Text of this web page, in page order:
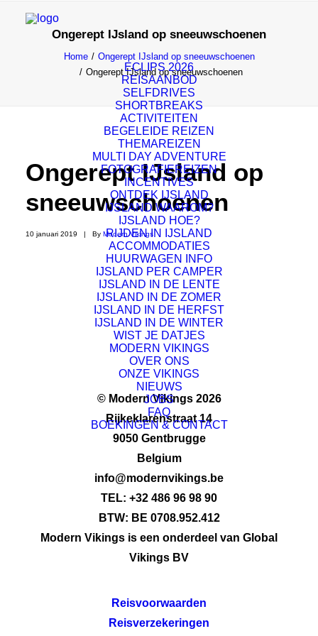
ECLIPS 2026
REISAANBOD
SELFDRIVES
SHORTBREAKS
ACTIVITEITEN
BEGELEIDE REIZEN
THEMAREIZEN
MULTI DAY ADVENTURE
FOTOGRAFIEREIZEN
INCENTIVES
ONTDEK IJSLAND
IJSLAND WAAROM?
IJSLAND HOE?
RIJDEN IN IJSLAND
ACCOMMODATIES
HUURWAGEN INFO
IJSLAND PER CAMPER
IJSLAND IN DE LENTE
IJSLAND IN DE ZOMER
IJSLAND IN DE HERFST
IJSLAND IN DE WINTER
WIST JE DATJES
MODERN VIKINGS
OVER ONS
ONZE VIKINGS
NIEUWS
JOBS
FAQ
BOEKINGEN & CONTACT
Ongerept IJsland op sneeuwschoenen
Home
Ongerept IJsland op sneeuwschoenen
Ongerept IJsland op sneeuwschoenen
Ongerept IJsland op
sneeuwschoenen
10 januari 2019 | By Modern Vikings
02/03/20 – 08/03/20
© Modern Vikings 2026
Rijkeklarenstraat 14
9050 Gentbrugge
Belgium
info@modernvikings.be
TEL: +32 486 96 98 90
BTW: BE 0708.952.412
Modern Vikings is een onderdeel van Global
Vikings BV
Reisvoorwaarden
Reisverzekeringen